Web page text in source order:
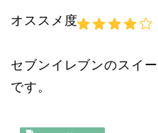
オススメ度
セブンイレブンのスイ
です。